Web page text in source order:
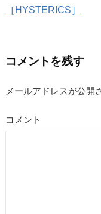
投
ナ
ビ
ー
［HYSTERICS］
コメントを残す
メールアドレスが公開
コメント